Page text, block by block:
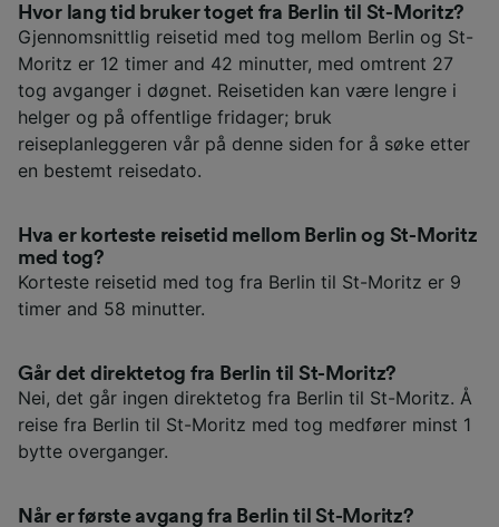
Hvor lang tid bruker toget fra Berlin til St-Moritz?
Gjennomsnittlig reisetid med tog mellom Berlin og St-
Moritz er 12 timer and 42 minutter, med omtrent 27
tog avganger i døgnet. Reisetiden kan være lengre i
helger og på offentlige fridager; bruk
reiseplanleggeren vår på denne siden for å søke etter
en bestemt reisedato.
Hva er korteste reisetid mellom Berlin og St-Moritz
med tog?
Korteste reisetid med tog fra Berlin til St-Moritz er 9
timer and 58 minutter.
Går det direktetog fra Berlin til St-Moritz?
Nei, det går ingen direktetog fra Berlin til St-Moritz. Å
reise fra Berlin til St-Moritz med tog medfører minst 1
bytte overganger.
Når er første avgang fra Berlin til St-Moritz?